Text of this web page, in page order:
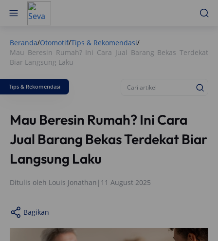
Beranda/Otomotif/Tips & Rekomendasi/
Mau Beresin Rumah? Ini Cara Jual Barang Bekas Terdekat
Biar Langsung Laku
Tips & Rekomendasi
Mau Beresin Rumah? Ini Cara
Jual Barang Bekas Terdekat Biar
Langsung Laku
Ditulis oleh Louis Jonathan | 11 August 2025
Bagikan